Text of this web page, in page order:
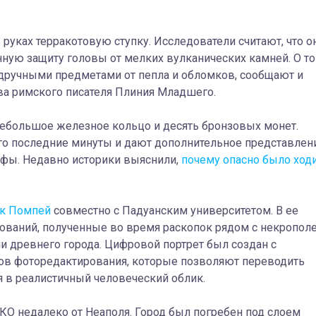
терракотовую ступку. Исследователи считают, что
защиту головы от мелких вулканических камней. О
предметами от пепла и обломков, сообщают и
римского писателя Плиния Младшего.
железное кольцо и десять бронзовых монет.
минуты и дают дополнительное
Недавно историки выяснили, почему опасно было
Помпей совместно с Падуанским университетом. В ее
полученные во время раскопок рядом с
древнего города. Цифровой портрет был создан с
фоторедактирования, которые позволяют переводить
реалистичный человеческий облик.
недалеко от Неаполя. Город был погребен под слоем